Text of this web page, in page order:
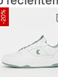
cuidar
un ajuste seguro
-20%